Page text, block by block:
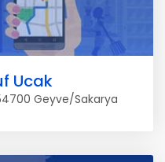
Ucak
Geyve/Sakarya